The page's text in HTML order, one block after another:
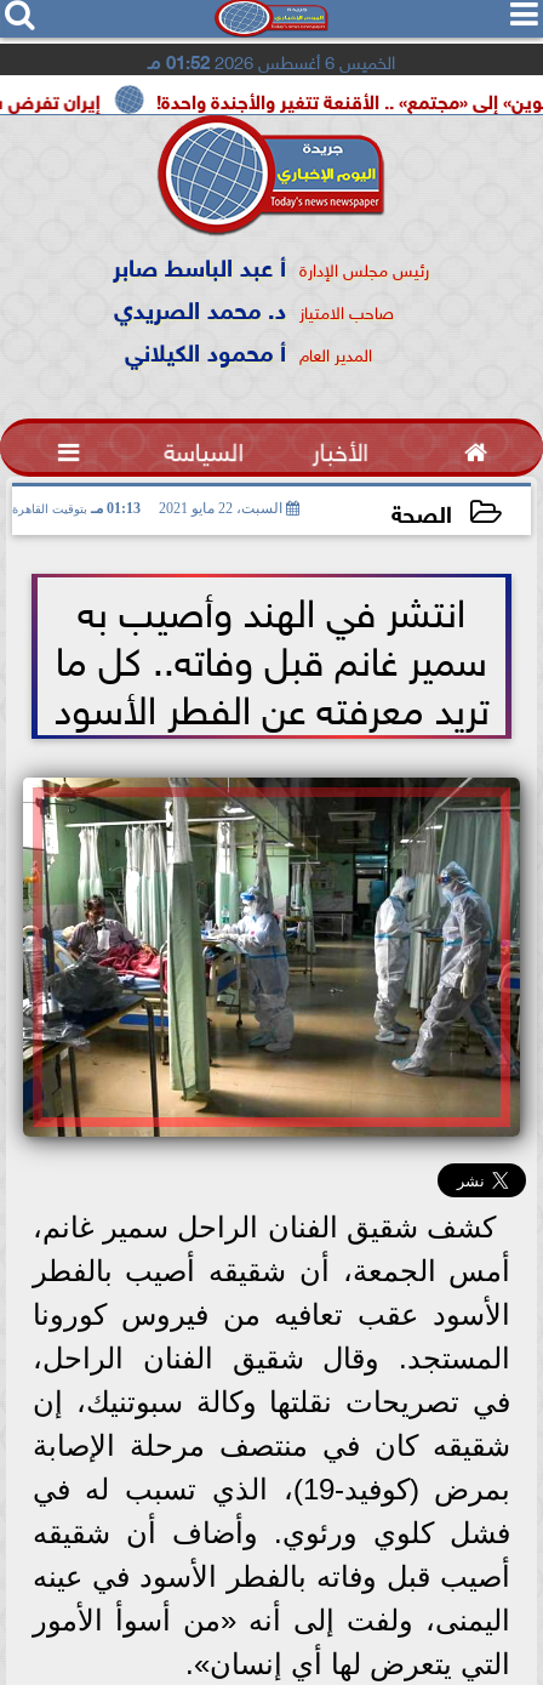
  
الخميس 6 أغسطس 2026 01:52 مـ
إيران تفرض شروطها .. الأقنعة تتغير والأجندة واحدة!
رئيس مجلس الإدارة أ عبد الباسط صابر
صاحب الامتياز د. محمد الصريدي
المدير العام أ محمود الكيلاني
 الأخبار السياسة 
الصحة السبت، 22 مايو 2021 01:13 مـ بتوقيت القاهرة
انتشر في الهند وأصيب به
سمير غانم قبل وفاته.. كل ما
تريد معرفته عن الفطر الأسود
كشف شقيق الفنان الراحل سمير غانم،
أمس الجمعة، أن شقيقه أصيب بالفطر
الأسود عقب تعافيه من فيروس كورونا
المستجد. وقال شقيق الفنان الراحل،
في تصريحات نقلتها وكالة سبوتنيك، إن
شقيقه كان في منتصف مرحلة الإصابة
بمرض (كوفيد-19)، الذي تسبب له في
فشل كلوي ورئوي. وأضاف أن شقيقه
أصيب قبل وفاته بالفطر الأسود في عينه
اليمنى، ولفت إلى أنه «من أسوأ الأمور
التي يتعرض لها أي إنسان».